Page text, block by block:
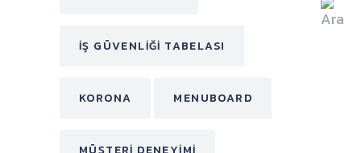
IŞ GÜVENLIĞI TABELASI
KORONA MENUBOARD